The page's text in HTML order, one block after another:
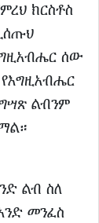
ክርስቶስ
ሰው
ልብንም
ልብ ስለ
መንፈስ